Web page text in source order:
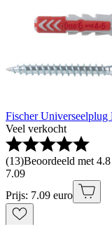
Fischer Universeelplug
Veel verkocht
(13)Beoordeeld met
7.09
Prijs: 7.09 euro